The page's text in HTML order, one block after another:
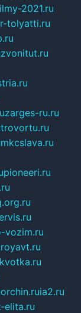
2021.ru
tolyatti.ru
zvonitut.ru
zarges-ru.ru
mkcslava.ru
pioneeri.ru
vozim.ru
kvotka.ru
ia2.ru
elita.ru